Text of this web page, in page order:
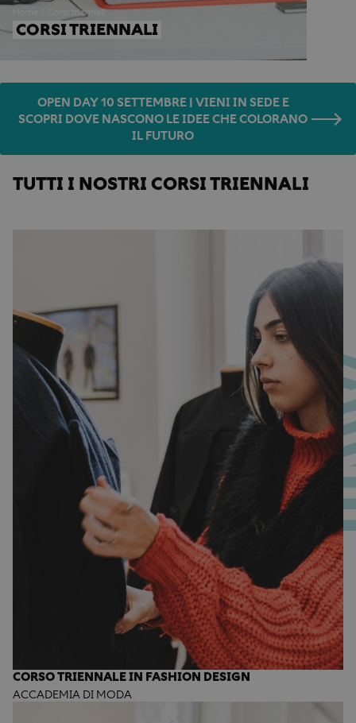
Corsi triennali
CORSI TRIENNALI
OPEN DAY 10 SETTEMBRE | VIENI IN SEDE E
SCOPRI DOVE NASCONO LE IDEE CHE COLORANO
IL FUTURO
TUTTI I NOSTRI CORSI TRIENNALI
CORSO TRIENNALE IN FASHION DESIGN
ACCADEMIA DI MODA